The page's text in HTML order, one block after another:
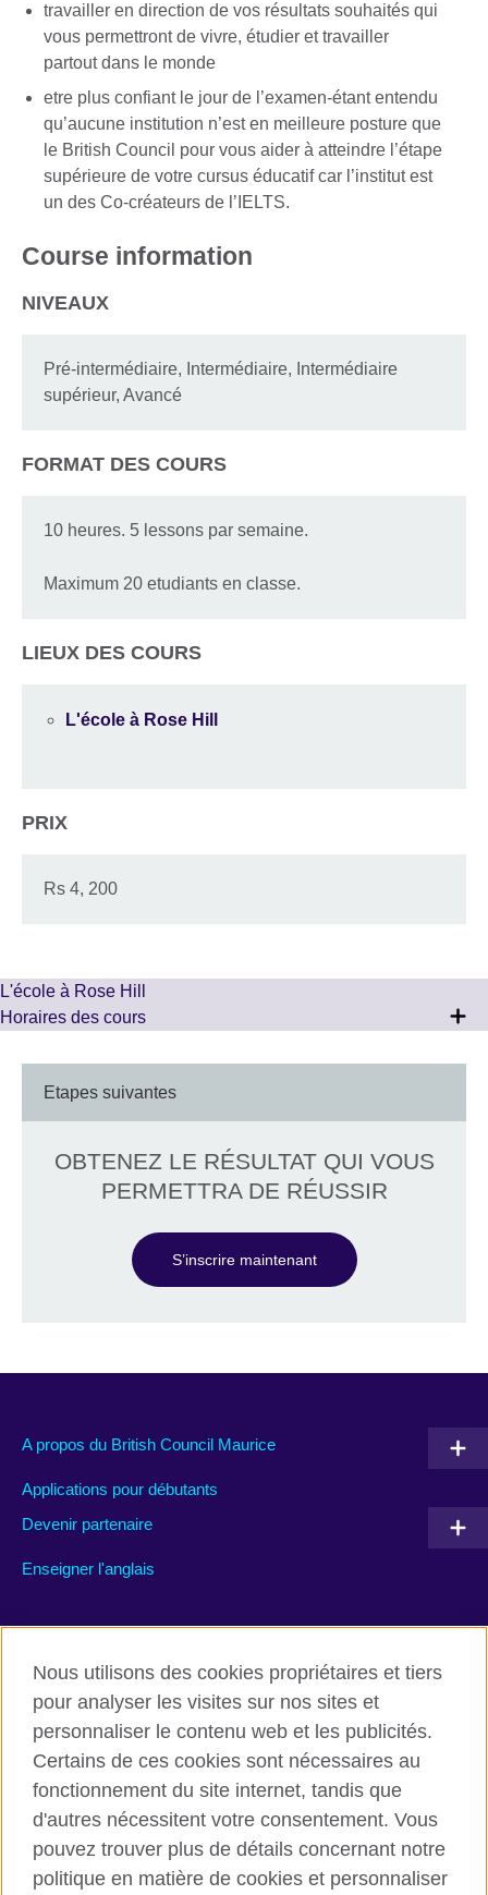
travailler en direction de vos résultats souhaités qui
vous permettront de vivre, étudier et travailler
partout dans le monde
etre plus confiant le jour de l’examen-étant entendu
qu’aucune institution n’est en meilleure posture que
le British Council pour vous aider à atteindre l’étape
supérieure de votre cursus éducatif car l’institut est
un des Co-créateurs de l’IELTS.
Course information
NIVEAUX
Pré-intermédiaire, Intermédiaire, Intermédiaire
supérieur, Avancé
FORMAT DES COURS
10 heures. 5 lessons par semaine.
Maximum 20 etudiants en classe.
LIEUX DES COURS
L'école à Rose Hill
PRIX
Rs 4, 200
L'école à Rose Hill
Horaires des cours
Etapes suivantes
OBTENEZ LE RÉSULTAT QUI VOUS
PERMETTRA DE RÉUSSIR
S’inscrire maintenant
A propos du British Council Maurice
Applications pour débutants
Devenir partenaire
Enseigner l'anglais
British Council global
Conditions d’utilisation et protection des données
Cookies
Nous utilisons des cookies propriétaires et tiers
pour analyser les visites sur nos sites et
personnaliser le contenu web et les publicités.
Certains de ces cookies sont nécessaires au
fonctionnement du site internet, tandis que
d'autres nécessitent votre consentement. Vous
pouvez trouver plus de détails concernant notre
politique en matière de cookies et personnaliser